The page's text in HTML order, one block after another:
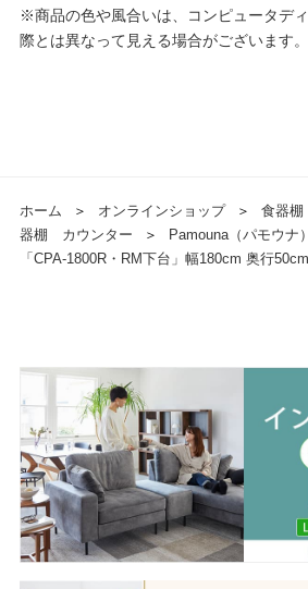
※商品の色や風合いは、コンピュータデ
際とは異なって見える場合がございます。
ホーム ＞ オンラインショップ ＞ 食器棚
器棚 カウンター
＞
Pamouna（パモウナ
「CPA-1800R・RM下台」幅180cm 奥行